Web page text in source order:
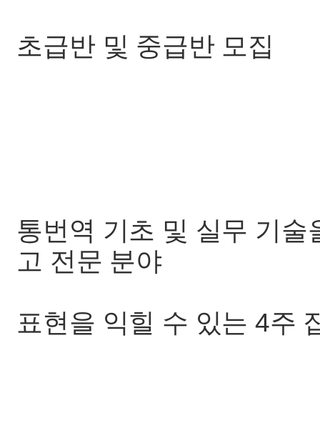
초급반 및 중급반 모집
통번역 기초 및 실무 기
고 전문 분야
표현을 익힐 수 있는 4주